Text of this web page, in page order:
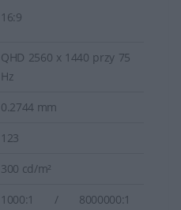
16:9
QHD 2560 x 1440 przy 75
Hz
0.2744 mm
123
300 cd/m²
1000:1 / 8000000:1